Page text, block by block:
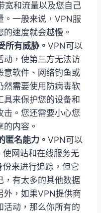
宽和流量以及您自己
。一般来说，VPN服
速度就会越慢。
所有威胁。 VPN可以
动，使第三方无法访
意软件、网络钓鱼或
然需要使用防病毒软
来保护您的设备和
击。您还需要小心您
内容。
匿名能力。 VPN可以
使网站和在线服务无
来进行追踪，但它
，有太多的其他数据
外，如果VPN提供商
活动，那么你所有的